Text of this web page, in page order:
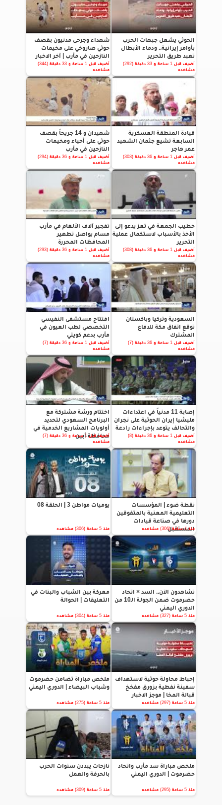
الحوثي يشعل جبهات الحرب
بأوامر إيرانية.. ودماء الأبطال
تعبد طريق التحرير
أضيف قبل 1 ساعة و 33 دقيقة (292)
مشاهده
شهداء وجرحى مدنيون بقصف
حوثي صاروخي على مخيمات
النازحين في مأرب | آخر الاخبار
أضيف قبل 1 ساعة و 33 دقيقة (344)
مشاهده
قيادة المنطقة العسكرية
السابعة تشيع جثمان الشهيد
عمر هاجر
أضيف قبل 1 ساعة و 36 دقيقة (303)
مشاهده
شهيدان و 14 جريحاً بقصف
حوثي على أحياء ومخيمات
النازحين في مأرب
أضيف قبل 1 ساعة و 36 دقيقة (294)
مشاهده
خطيب الجمعة في تعز يدعو إلى
الأخذ بالأسباب لاستكمال عملية
التحرير
أضيف قبل 1 ساعة و 36 دقيقة (308)
مشاهده
تفجير آلاف الألغام في مأرب
مسام يواصل تطهير
المحافظات المحررة
أضيف قبل 1 ساعة و 36 دقيقة (293)
مشاهده
السعودية وتركيا وباكستان
توقع اتفاق مكة للدفاع
المشترك
أضيف قبل 1 ساعة و 36 دقيقة (7)
مشاهده
افتتاح مستشفى النفيسي
التخصصي لطب العيون في
مأرب بدعم كويتي
أضيف قبل 1 ساعة و 36 دقيقة (7)
مشاهده
إصابة 11 مدنياً في اعتداءات
مليشيا إيران الحوثية على نجران
والتحالف يتوعد بإجراءات رادعة
أضيف قبل 1 ساعة و 36 دقيقة (8)
مشاهده
اختتام ورشة مشتركة مع
البرنامج السعودي لتحديد
أولويات المشاريع الخدمية في
محافظة أبين
أضيف قبل 1 ساعة و 36 دقيقة (7)
مشاهده
نقطة ضوء | المؤسسات
التعليمية المعنية بالمتفوقين
دورها في صناعة قيادات
المستقبل
منذ 4 ساعة (306) مشاهده
يوميات مواطن 3 | الحلقة 08
منذ 5 ساعة (306) مشاهده
تشاهدون الآن.. السد × اتحاد
حضرموت ضمن الجولة الـ10 من
الدوري اليمني
منذ 5 ساعة (327) مشاهده
معركة بين الشباب والبنات في
التعليقات | الحوالة
منذ 5 ساعة (304) مشاهده
إحباط محاولة حوثية لاستهداف
سفينة نفطية بزورق مفخخ
قبالة المخا | موجز الاخبار
منذ 5 ساعة (297) مشاهده
ملخص مباراة تضامن حضرموت
وشباب البيضاء | الدوري اليمني
منذ 5 ساعة (275) مشاهده
ملخص مباراة سد مأرب واتحاد
حضرموت | الدوري اليمني
منذ 5 ساعة (295) مشاهده
نازحات يبددن سنوات الحرب
بالحرفة والعمل
منذ 5 ساعة (309) مشاهده